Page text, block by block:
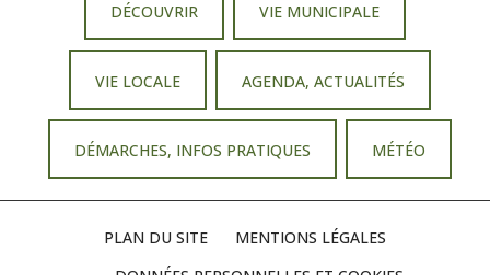
DÉCOUVRIR VIE MUNICIPALE
VIE LOCALE AGENDA, ACTUALITÉS
DÉMARCHES, INFOS PRATIQUES MÉTÉO
PLAN DU SITE
MENTIONS LÉGALES